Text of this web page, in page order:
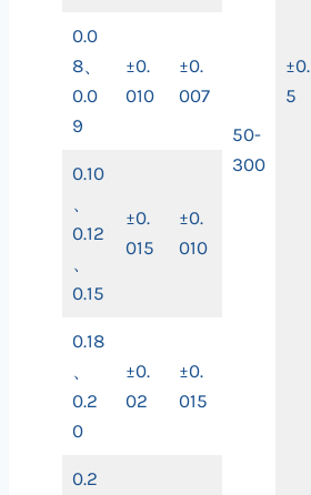
±0.
5
50-
300
0.0
8、
0.0
9
±0.
010
±0.
007
0.10
、
0.12
、
0.15
±0.
015
±0.
010
0.18
、
0.2
0
±0.
02
±0.
015
0.2